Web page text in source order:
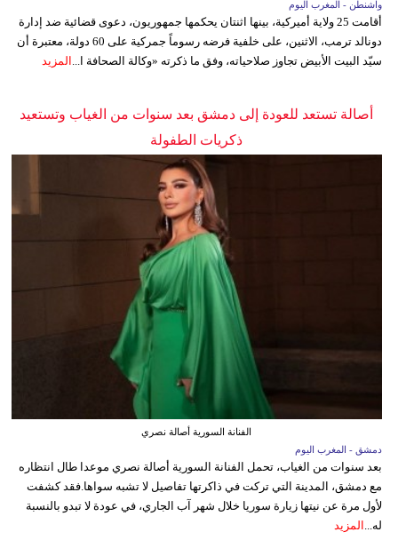
واشنطن - المغرب اليوم
أقامت 25 ولاية أميركية، بينها اثنتان يحكمها جمهوريون، دعوى قضائية ضد إدارة
دونالد ترمب، الاثنين، على خلفية فرضه رسوماً جمركية على 60 دولة، معتبرة أن
سيّد البيت الأبيض تجاوز صلاحياته، وفق ما ذكرته «وكالة الصحافة ا... المزيد
أصالة تستعد للعودة إلى دمشق بعد سنوات من الغياب وتستعيد
ذكريات الطفولة
الفنانة السورية أصالة نصري
دمشق - المغرب اليوم
بعد سنوات من الغياب، تحمل الفنانة السورية أصالة نصري موعدا طال انتظاره
مع دمشق، المدينة التي تركت في ذاكرتها تفاصيل لا تشبه سواها.فقد كشفت
لأول مرة عن نيتها زيارة سوريا خلال شهر آب الجاري، في عودة لا تبدو بالنسبة
له... المزيد